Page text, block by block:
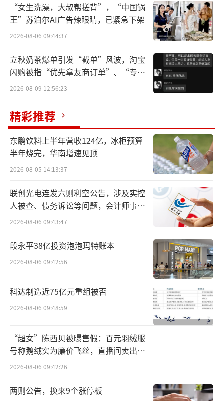
在张富看来，空中智能体绝不是“给无人
机加一个AI大模型”那么简单，而是一次飞行
器智能范式的重构。硅羽科技所做的，并非传
统意义上的智能无人机，而是通用空中智能
体。公司希望推动飞行器从依赖人工操控的飞
行工具，进化为能够理解环境、自主决策、独
立完成复杂任务的智能体。围绕这一目标，团
队构建了覆盖多模态感知、端到端小脑、世界
导航模型大脑，以及灵巧作业与集群协同的全
栈技术体系，使飞行器能够在无GPS、弱光、
动态变化等复杂环境下稳定运行，并实现跨场
景、跨平台、跨形态应用。
对于一家早期初创公司来说，除了技术的
想象力以外，创始人也是资本下注的关键之
一。张富现任香港大学机械工程系终身副教
授、MaRS Lab（港大机电与机器人系统实验
室）负责人。不久前，这所实验室产出的FAST-
LIVO2相关成果获得了IEEE Transactions on R
obotics（TRO）傅京孙纪念最佳论文奖——这
是机器人领域顶级期刊的最高荣誉之一，每年
仅授予一次，此次也是该奖项有史以来第二次
颁给中国科研团队。论文第一作者郑纯然是张
富的博士生，并于2025年入选华为"天才少
年"计划。
“女生洗澡，大叔帮搓背”，“中国锅
王”苏泊尔AI广告辣眼睛，已紧急下架
2026-08-06 09:44:37
立秋奶茶爆单引发“截单”风波，淘宝
闪购被指“优先拿友商订单”、“专挑
贵的拿”
2026-08-09 12:56:23
精彩推荐
东鹏饮料上半年营收124亿，冰柜预算
半年烧完，华南增速见顶
2026-08-05 14:13:37
联创光电连发六则利空公告，涉及实控
人被查、债务诉讼等问题，会计师事务
所曾出具“保留意见”
2026-08-06 09:43:47
段永平38亿投资泡泡玛特账本
2026-08-06 09:42:56
科达制造近75亿元重组被否
2026-08-06 09:48:59
“超女”陈西贝被曝售假：百元羽绒服
号称鹅绒实为廉价飞丝，直播间卖出超
百万元
2026-08-06 09:42:26
两则公告，换来9个涨停板